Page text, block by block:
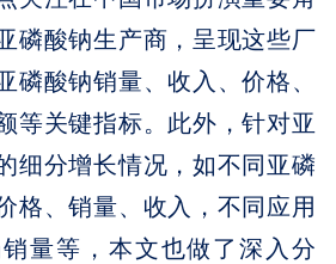
磷酸钠生产商，呈现这些厂
磷酸钠销量、收入、价格、
等关键指标。此外，针对亚
细分增长情况，如不同亚磷
格、销量、收入，不同应用
量等，本文也做了深入分